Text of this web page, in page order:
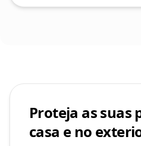
Proteja as suas
casa e no